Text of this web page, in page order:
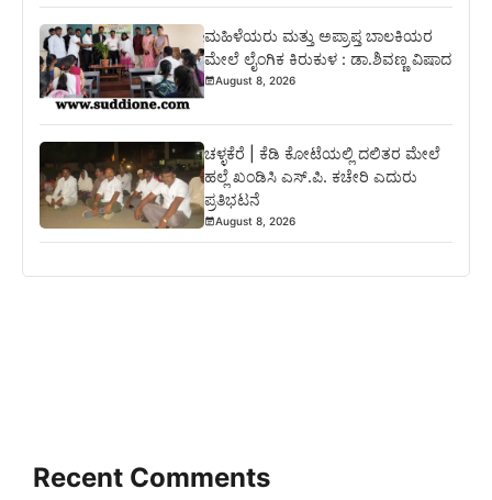
ಮಹಿಳೆಯರು ಮತ್ತು ಅಪ್ರಾಪ್ತ ಬಾಲಕಿಯರ
ಮೇಲೆ ಲೈಂಗಿಕ ಕಿರುಕುಳ : ಡಾ.ಶಿವಣ್ಣ ವಿಷಾದ
August 8, 2026
ಚಳ್ಳಕೆರೆ | ಕೆಡಿ ಕೋಟೆಯಲ್ಲಿ ದಲಿತರ ಮೇಲೆ
ಹಲ್ಲೆ ಖಂಡಿಸಿ ಎಸ್.ಪಿ. ಕಚೇರಿ ಎದುರು
ಪ್ರತಿಭಟನೆ
August 8, 2026
Recent Comments